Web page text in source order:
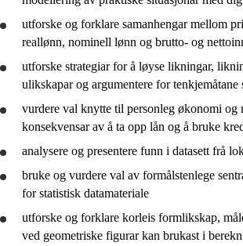
2P
utforske og forklare samanhengar mellom
reallønn, nominell lønn og brutto- og
utforske strategiar for å løyse likningar,
ulikskapar og argumentere for tenkjemåtane
vurdere val knytte til personleg økonomi og
konsekvensar av å ta opp lån og å bruke
analysere og presentere funn i datasett frå
bruke og vurdere val av formålstenlege
for statistisk datamateriale
utforske og forklare korleis formlikskap,
ved geometriske figurar kan brukast i